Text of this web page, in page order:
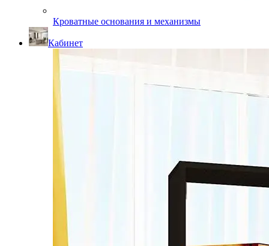
Кроватные основания и механизмы
Кабинет